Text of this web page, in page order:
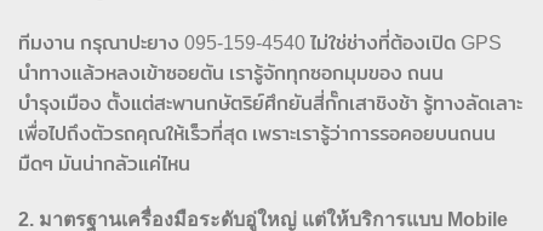
ทีมงาน กรุณาปะยาง 095-159-4540 ไม่ใช่ช่างที่ต้องเปิด GPS
นำทางแล้วหลงเข้าซอยตัน เรารู้จักทุกซอกมุมของ ถนน
บำรุงเมือง ตั้งแต่สะพานกษัตริย์ศึกยันสี่กั๊กเสาชิงช้า รู้ทางลัดเลาะ
เพื่อไปถึงตัวรถคุณให้เร็วที่สุด เพราะเรารู้ว่าการรอคอยบนถนน
มืดๆ มันน่ากลัวแค่ไหน
2. มาตรฐานเครื่องมือระดับอู่ใหญ่ แต่ให้บริการแบบ Mobile